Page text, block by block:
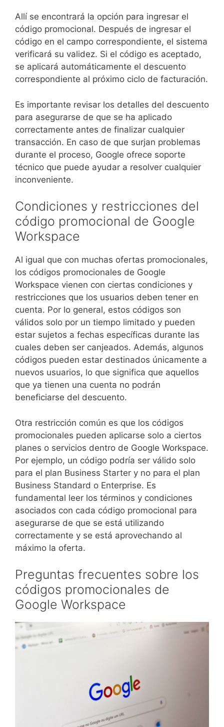
Allí se encontrará la opción para ingresar el
código promocional. Después de ingresar el
código en el campo correspondiente, el sistema
verificará su validez. Si el código es aceptado,
se aplicará automáticamente el descuento
correspondiente al próximo ciclo de facturación.
Es importante revisar los detalles del descuento
para asegurarse de que se ha aplicado
correctamente antes de finalizar cualquier
transacción. En caso de que surjan problemas
durante el proceso, Google ofrece soporte
técnico que puede ayudar a resolver cualquier
inconveniente.
Condiciones y restricciones del
código promocional de Google
Workspace
Al igual que con muchas ofertas promocionales,
los códigos promocionales de Google
Workspace vienen con ciertas condiciones y
restricciones que los usuarios deben tener en
cuenta. Por lo general, estos códigos son
válidos solo por un tiempo limitado y pueden
estar sujetos a fechas específicas durante las
cuales deben ser canjeados. Además, algunos
códigos pueden estar destinados únicamente a
nuevos usuarios, lo que significa que aquellos
que ya tienen una cuenta no podrán
beneficiarse del descuento.
Otra restricción común es que los códigos
promocionales pueden aplicarse solo a ciertos
planes o servicios dentro de Google Workspace.
Por ejemplo, un código podría ser válido solo
para el plan Business Starter y no para el plan
Business Standard o Enterprise. Es
fundamental leer los términos y condiciones
asociados con cada código promocional para
asegurarse de que se está utilizando
correctamente y se está aprovechando al
máximo la oferta.
Preguntas frecuentes sobre los
códigos promocionales de
Google Workspace